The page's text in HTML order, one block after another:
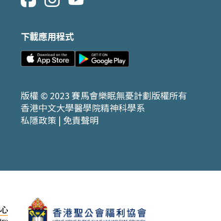
下載應用程式
版權 © 2023 賽馬會樂眠無憂計劃版權所有
香港中文大學醫學院精神科學系
私隱政策 | 免責聲明